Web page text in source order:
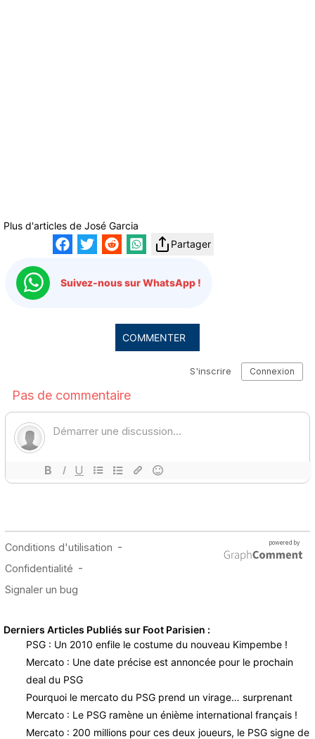
Plus d'articles de José Garcia
Partager
Suivez-nous sur WhatsApp !
COMMENTER
Derniers Articles Publiés sur Foot Parisien :
PSG : Un 2010 enfile le costume du nouveau Kimpembe !
Mercato : Une date précise est annoncée pour le prochain
deal du PSG
Pourquoi le mercato du PSG prend un virage… surprenant
Mercato : Le PSG ramène un énième international français !
Mercato : 200 millions pour ces deux joueurs, le PSG signe de